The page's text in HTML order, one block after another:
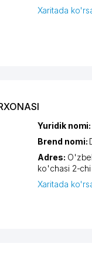
Xaritada
Yuridik nomi:
Brend nomi:
Adres:
ko'chasi 2-chi
Xaritada